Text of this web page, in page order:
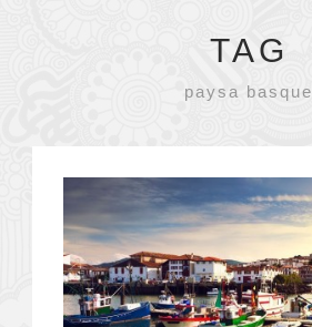
TAG
paysa basque